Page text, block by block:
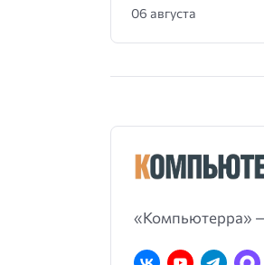
06 августа
«Компьютерра» —